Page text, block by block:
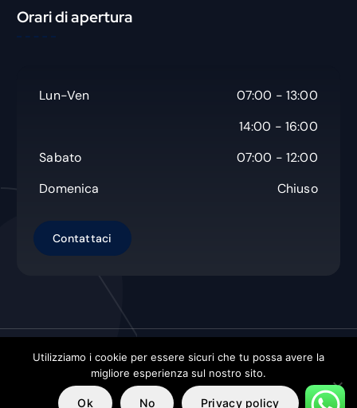
a
Orari di apertura
Lun-Ven
07:00 - 13:00
14:00 - 16:00
Sabato
07:00 - 12:00
Domenica
Chiuso
Copyright © Non Solo Carta s.a.s. | Powered byOrbistech
Hosting Solution Di Decandia Alexander
Utilizziamo i cookie per essere sicuri che tu possa avere la
migliore esperienza sul nostro sito.
Ok No Privacy policy